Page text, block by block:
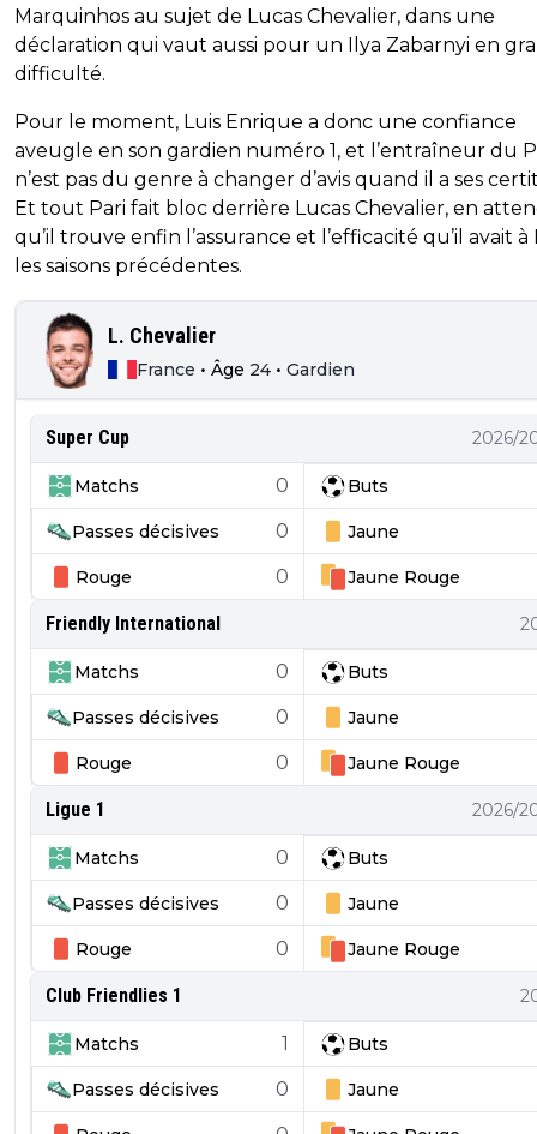
Marquinhos au sujet de Lucas Chevalier, dans une
déclaration qui vaut aussi pour un Ilya Zabarnyi en
difficulté.
Pour le moment, Luis Enrique a donc une confiance
aveugle en son gardien numéro 1, et l’entraîneur du
n’est pas du genre à changer d’avis quand il a ses
Et tout Pari fait bloc derrière Lucas Chevalier, en
qu’il trouve enfin l’assurance et l’efficacité qu’il avait à
les saisons précédentes.
L. Chevalier
France • Âge 24 • Gardien
Super Cup 2026/
Matchs 0 Buts
Passes décisives 0 Jaune
Rouge 0 Jaune Rouge
Friendly International
Matchs 0 Buts
Passes décisives 0 Jaune
Rouge 0 Jaune Rouge
Ligue 1 2026/
Matchs 0 Buts
Passes décisives 0 Jaune
Rouge 0 Jaune Rouge
Club Friendlies 1
Matchs 1 Buts
Passes décisives 0 Jaune